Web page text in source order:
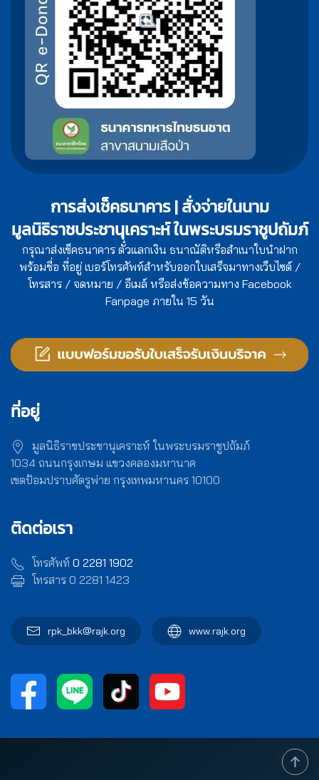
การส่งเช็คธนาคาร | สั่งจ่ายในนาม
มูลนิธิราชประชานุเคราะห์ ในพระบรมราชูปถัมภ์
กรุณาส่งเช็คธนาคาร ตั๋วแลกเงิน ธนาณัติหรือสำเนาใบนำฝาก
พร้อมชื่อ ที่อยู่ เบอร์โทรศัพท์สำหรับออกใบเสร็จมาทางเว็บไซต์ /
โทรสาร / จดหมาย / อีเมล์ หรือส่งข้อความทาง Facebook
Fanpage ภายใน 15 วัน
ที่อยู่
มูลนิธิราชประชานุเคราะห์ ในพระบรมราชูปถัมภ์
1034 ถนนกรุงเกษม แขวงคลองมหานาค
เขตป้อมปราบศัตรูพ่าย กรุงเทพมหานคร 10100
ติดต่อเรา
โทรศัพท์ 0 2281 1902
โทรสาร 0 2281 1423
rpk_bkk@rajk.org www.rajk.org